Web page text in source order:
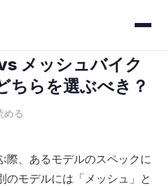
シュ
メッシュバイク
ちらを選ぶべき？
める
際、あるモデルのスペックに
のモデルには「メッシュ」と